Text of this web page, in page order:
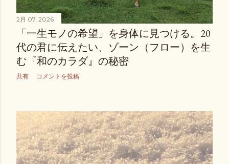
2月 07, 2026
「一生モノの希望」を身体に見つける。20
代の君に伝えたい、ゾーン（フロー）を生
む『和のカラダ』の秘密
共有 コメントを投稿